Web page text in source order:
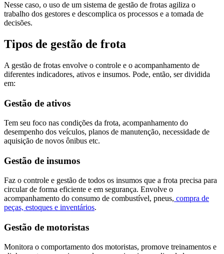
Nesse caso, o uso de um sistema de gestão de frotas agiliza o
trabalho dos gestores e descomplica os processos e a tomada de
decisões.
Tipos de gestão de frota
A gestão de frotas envolve o controle e o acompanhamento de
diferentes indicadores, ativos e insumos. Pode, então, ser dividida
em:
Gestão de ativos
Tem seu foco nas condições da frota, acompanhamento do
desempenho dos veículos, planos de manutenção, necessidade de
aquisição de novos ônibus etc.
Gestão de insumos
Faz o controle e gestão de todos os insumos que a frota precisa para
circular de forma eficiente e em segurança. Envolve o
acompanhamento do consumo de combustível, pneus, compra de
peças, estoques e inventários.
Gestão de motoristas
Monitora o comportamento dos motoristas, promove treinamentos e